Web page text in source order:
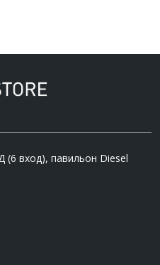
вход), павильон Diesel